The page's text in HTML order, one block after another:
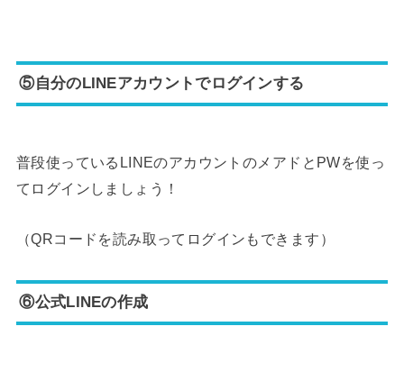
⑤自分のLINEアカウントでログインする
普段使っているLINEのアカウントのメアドとPWを使っ
てログインしましょう！
（QRコードを読み取ってログインもできます）
⑥公式LINEの作成